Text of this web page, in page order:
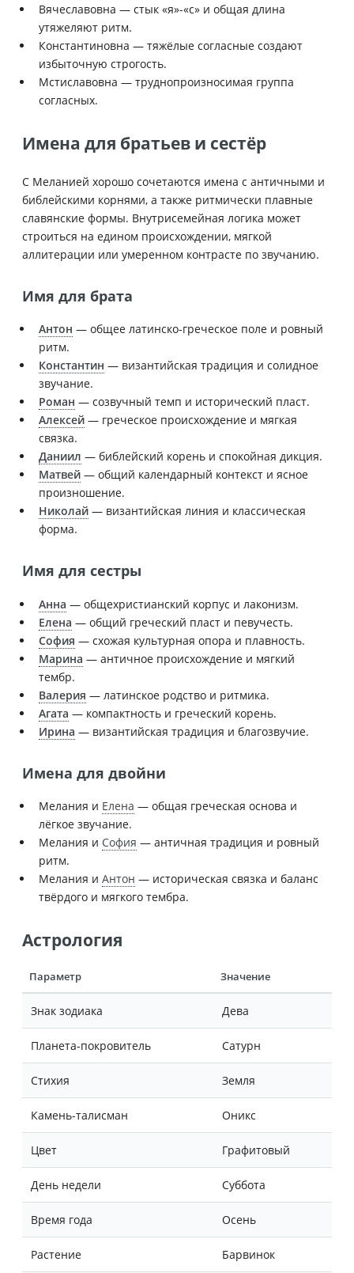
Вячеславовна — стык «я»-«с» и общая длина
утяжеляют ритм.
Константиновна — тяжёлые согласные создают
избыточную строгость.
Мстиславовна — труднопроизносимая группа
согласных.
Имена для братьев и сестёр
С Меланией хорошо сочетаются имена с античными и
библейскими корнями, а также ритмически плавные
славянские формы. Внутрисемейная логика может
строиться на едином происхождении, мягкой
аллитерации или умеренном контрасте по звучанию.
Имя для брата
Антон — общее латинско-греческое поле и ровный
ритм.
Константин — византийская традиция и солидное
звучание.
Роман — созвучный темп и исторический пласт.
Алексей — греческое происхождение и мягкая
связка.
Даниил — библейский корень и спокойная дикция.
Матвей — общий календарный контекст и ясное
произношение.
Николай — византийская линия и классическая
форма.
Имя для сестры
Анна — общехристианский корпус и лаконизм.
Елена — общий греческий пласт и певучесть.
София — схожая культурная опора и плавность.
Марина — античное происхождение и мягкий
тембр.
Валерия — латинское родство и ритмика.
Агата — компактность и греческий корень.
Ирина — византийская традиция и благозвучие.
Имена для двойни
Мелания и Елена — общая греческая основа и
лёгкое звучание.
Мелания и София — античная традиция и ровный
ритм.
Мелания и Антон — историческая связка и баланс
твёрдого и мягкого тембра.
Астрология
Параметр Значение
Знак зодиака Дева
Планета-покровитель Сатурн
Стихия Земля
Камень-талисман Оникс
Цвет Графитовый
День недели Суббота
Время года Осень
Растение Барвинок